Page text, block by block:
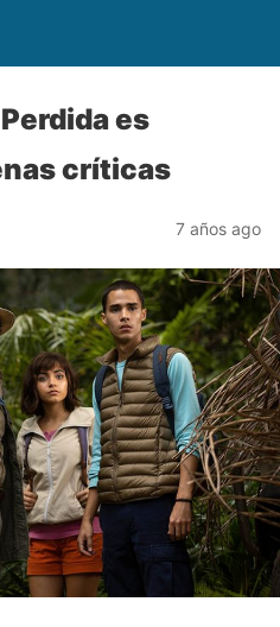
es
críticas
7 años ago